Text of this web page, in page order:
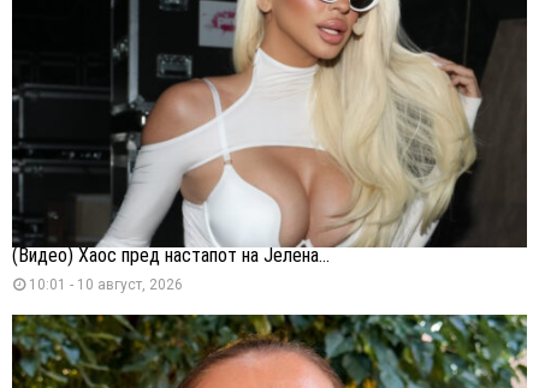
(Видео) Хаос пред настапот на Јелена...
10:01 - 10 август, 2026